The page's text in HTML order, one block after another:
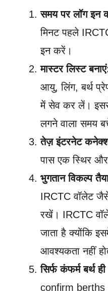
समय पर लॉग इन
मिनट पहले
इन करें।
मास्टर लिस्ट
आयु, लिंग, बर्थ
में सेव कर लें।
लगने वाला समय
तेज़ इंटरनेट
पास एक स्थिर
भुगतान विकल्प
IRCTC वॉलेट
रखें। IRCTC
जाता है क्योंकि
आवश्यकता नहीं
सिर्फ कंफर्म बर्थ
confirm berths